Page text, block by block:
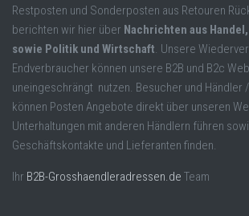
Restposten und Sonderposten aus Retouren
berichten wir hier über Nachrichten aus
sowie Politik und Wirtschaft. Unsere
Endverbraucher können unsere B2B und B2c
uneingeschrängt nutzen. Besucher und Händler
können Posten Angebote direkt über unseren
Unterhaltungen mit anderen Händlern führen
Geschäftskontakte und Lieferanten finden.
Ihr B2B-Grosshaendleradressen.de Team